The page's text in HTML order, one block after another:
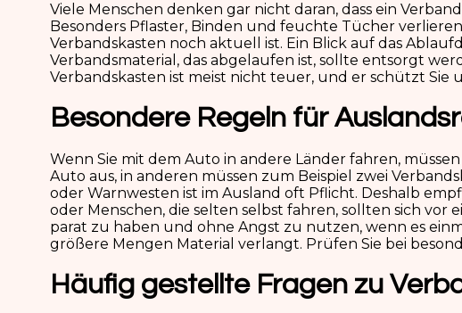
Viele Menschen denken gar nicht daran, dass ein
Besonders Pflaster, Binden und feuchte Tücher
Verbandskasten noch aktuell ist. Ein Blick auf das
Verbandsmaterial, das abgelaufen ist, sollte entsorgt
Verbandskasten ist meist nicht teuer, und er schützt Sie
Besondere Regeln für
Wenn Sie mit dem Auto in andere Länder fahren,
Auto aus, in anderen müssen zum Beispiel zwei
oder Warnwesten ist im Ausland oft Pflicht. Deshalb
oder Menschen, die selten selbst fahren, sollten sich
parat zu haben und ohne Angst zu nutzen, wenn es
größere Mengen Material verlangt. Prüfen Sie bei
Häufig gestellte Fragen zu